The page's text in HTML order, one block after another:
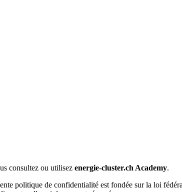
consultez ou utilisez energie-cluster.ch Academy.
politique de confidentialité est fondée sur la loi